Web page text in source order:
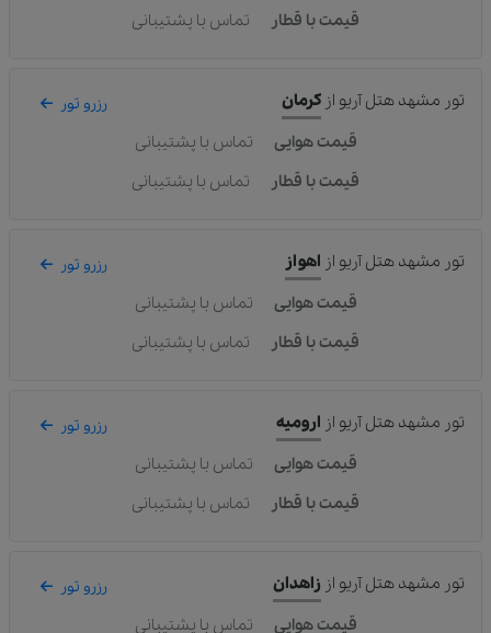
قیمت با قطار
تماس با پشتیبانی
تور مشهد هتل آریو از کرمان رزرو تور
قیمت هوایی
تماس با پشتیبانی
قیمت با قطار
تماس با پشتیبانی
تور مشهد هتل آریو از اهواز رزرو تور
قیمت هوایی
تماس با پشتیبانی
قیمت با قطار
تماس با پشتیبانی
تور مشهد هتل آریو از ارومیه رزرو تور
قیمت هوایی
تماس با پشتیبانی
قیمت با قطار
تماس با پشتیبانی
تور مشهد هتل آریو از زاهدان رزرو تور
قیمت هوایی
تماس با پشتیبانی